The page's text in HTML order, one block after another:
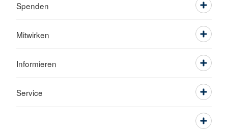
Spenden
Mitwirken
Informieren
Service